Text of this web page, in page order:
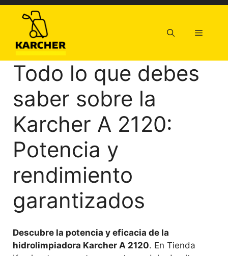
Saltar
contenido
Menú
Todo lo que debes
saber sobre la
Karcher A 2120:
Potencia y
rendimiento
garantizados
Descubre la potencia y eficacia de la
hidrolimpiadora Karcher A 2120. En Tienda